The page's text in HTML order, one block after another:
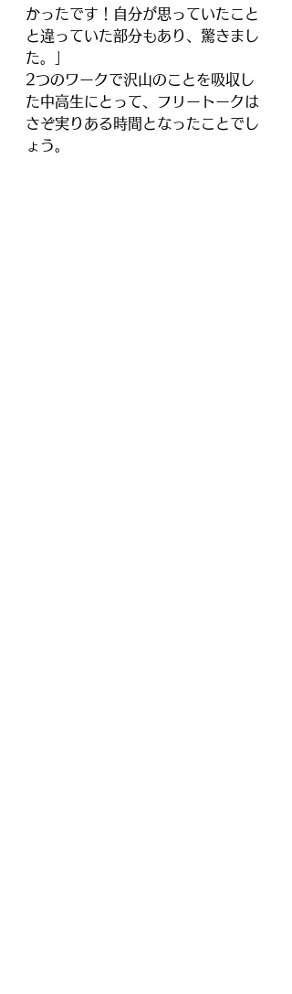
かったです！自分が思っていたこと
と違っていた部分もあり、驚きまし
た。」
2つのワークで沢山のことを吸収し
た中高生にとって、フリートークは
さぞ実りある時間となったことでし
ょう。